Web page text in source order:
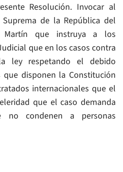
Resolución. Invocar al
de la República del
Martín que instruya a los
que en los casos contra
ley respetando el debido
que disponen la Constitución
internacionales que el
que el caso demanda
condenen a personas